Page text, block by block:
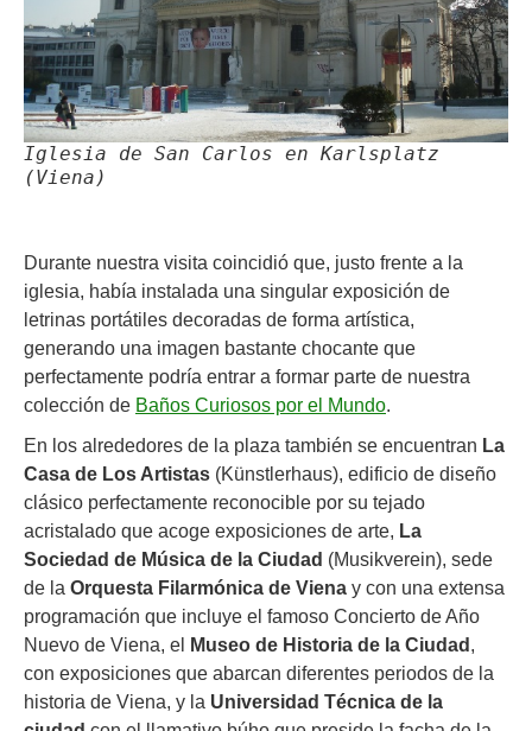
Iglesia de San Carlos en Karlsplatz
(Viena)
Durante nuestra visita coincidió que, justo frente a la
iglesia, había instalada una singular exposición de
letrinas portátiles decoradas de forma artística,
generando una imagen bastante chocante que
perfectamente podría entrar a formar parte de nuestra
colección de Baños Curiosos por el Mundo.
En los alrededores de la plaza también se encuentran La
Casa de Los Artistas (Künstlerhaus), edificio de diseño
clásico perfectamente reconocible por su tejado
acristalado que acoge exposiciones de arte, La
Sociedad de Música de la Ciudad (Musikverein), sede
de la Orquesta Filarmónica de Viena y con una extensa
programación que incluye el famoso Concierto de Año
Nuevo de Viena, el
Museo de Historia de la Ciudad ,
con exposiciones que abarcan diferentes periodos de la
historia de Viena, y la Universidad Técnica de la